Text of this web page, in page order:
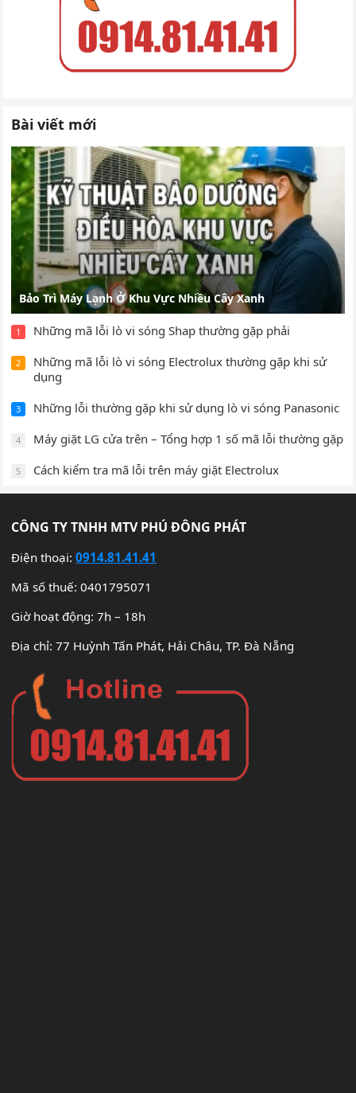
Bài viết mới
Bảo Trì Máy Lạnh Ở Khu Vực Nhiều Cây Xanh
1 Những mã lỗi lò vi sóng Shap thường gặp phải
2
Những mã lỗi lò vi sóng Electrolux thường gặp khi sử
dụng
3 Những lỗi thường gặp khi sử dụng lò vi sóng Panasonic
4 Máy giặt LG cửa trên – Tổng hợp 1 số mã lỗi thường gặp
5 Cách kiểm tra mã lỗi trên máy giặt Electrolux
CÔNG TY TNHH MTV PHÚ ĐÔNG PHÁT
Điện thoại:0914.81.41.41
Mã số thuế: 0401795071
Giờ hoạt động: 7h – 18h
Địa chỉ: 77 Huỳnh Tấn Phát, Hải Châu, TP. Đà Nẵng